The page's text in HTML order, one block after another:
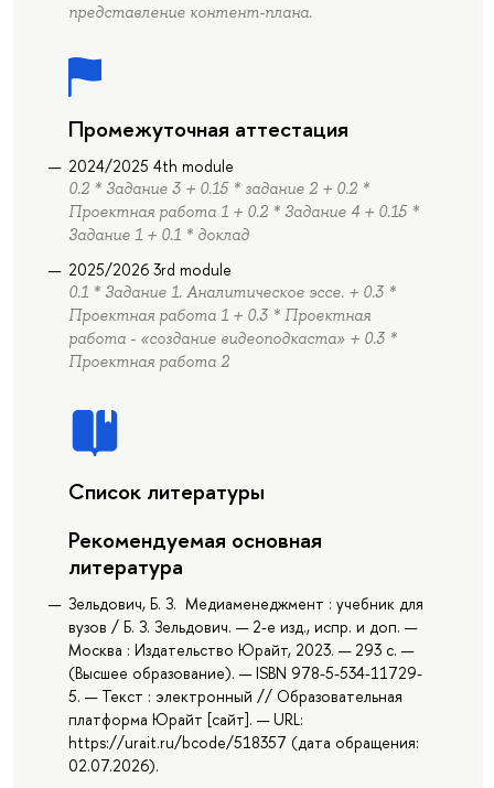
представление контент-плана.
Промежуточная аттестация
2024/2025 4th module
0.2 * Задание 3 + 0.15 * задание 2 + 0.2 *
Проектная работа 1 + 0.2 * Задание 4 + 0.15 *
Задание 1 + 0.1 * доклад
2025/2026 3rd module
0.1 * Задание 1. Аналитическое эссе. + 0.3 *
Проектная работа 1 + 0.3 * Проектная
работа - «создание видеоподкаста» + 0.3 *
Проектная работа 2
Список литературы
Рекомендуемая основная
литература
Зельдович, Б. З. Медиаменеджмент : учебник для
вузов / Б. З. Зельдович. — 2-е изд., испр. и доп. —
Москва : Издательство Юрайт, 2023. — 293 с. —
(Высшее образование). — ISBN 978-5-534-11729-
5. — Текст : электронный // Образовательная
платформа Юрайт [сайт]. — URL:
https://urait.ru/bcode/518357 (дата обращения:
02.07.2026).